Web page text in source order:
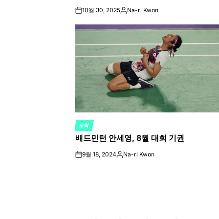
on10월 30, 2025Posted
Na-ri Kwon
POSTED
IN
오락
배드민턴 안세영, 8월 대회 기권
on9월 18, 2024Posted
Na-ri Kwon